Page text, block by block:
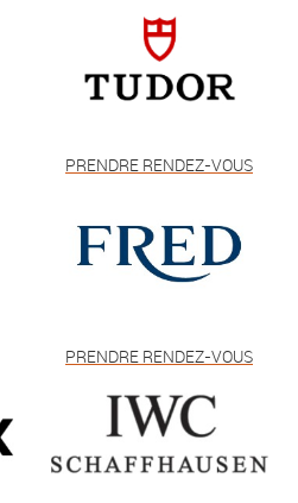
PRENDRE RENDEZ-VOUS
PRENDRE RENDEZ-VOUS